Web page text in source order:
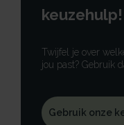
keuzehulp!
Twijfel je over
jou past? Gebruik
Gebruik onze